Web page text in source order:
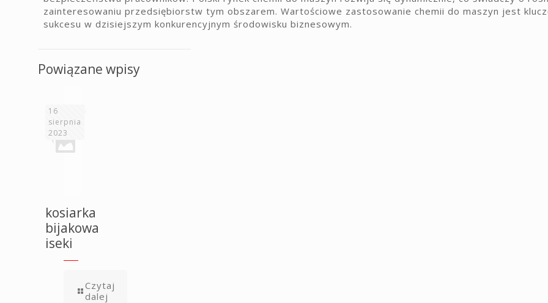
zainteresowaniu przedsiębiorstw tym obszarem. Wartościowe zastosowanie chemii do maszyn jest
sukcesu w dzisiejszym konkurencyjnym środowisku biznesowym.
Powiązane wpisy
16
sierpnia
2023
kosiarka
bijakowa
iseki
Czytaj
dalej